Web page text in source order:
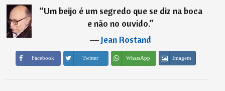
“Um beijo é um segredo que se diz na boca
e não no ouvido.”
―Jean Rostand
Facebook Twitter WhatsApp Imagem